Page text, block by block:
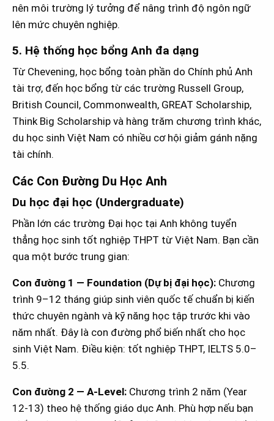
nên môi trường lý tưởng để nâng trình độ ngôn ngữ
lên mức chuyên nghiệp.
5. Hệ thống học bổng Anh đa dạng
Từ Chevening, học bổng toàn phần do Chính phủ Anh
tài trợ, đến học bổng từ các trường Russell Group,
British Council, Commonwealth, GREAT Scholarship,
Think Big Scholarship và hàng trăm chương trình khác,
du học sinh Việt Nam có nhiều cơ hội giảm gánh nặng
tài chính.
Các Con Đường Du Học Anh
Du học đại học (Undergraduate)
Phần lớn các trường Đại học tại Anh không tuyển
thẳng học sinh tốt nghiệp THPT từ Việt Nam. Bạn cần
qua một bước trung gian:
Con đường 1 — Foundation (Dự bị đại học): Chương
trình 9–12 tháng giúp sinh viên quốc tế chuẩn bị kiến
thức chuyên ngành và kỹ năng học tập trước khi vào
năm nhất. Đây là con đường phổ biến nhất cho học
sinh Việt Nam. Điều kiện: tốt nghiệp THPT, IELTS 5.0–
5.5.
Con đường 2 — A-Level: Chương trình 2 năm (Year
12-13) theo hệ thống giáo dục Anh. Phù hợp nếu bạn